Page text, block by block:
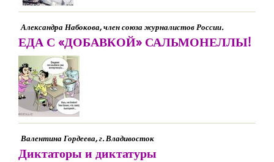
Александра Набокова, член союза журналистов России.
ЕДА С «ДОБАВКОЙ» САЛЬМОНЕЛЛЫ!
Валентина Гордеева, г. Владивосток
Диктаторы и диктатуры